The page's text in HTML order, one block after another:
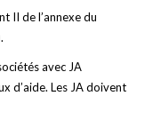
II de l’annexe du
avec JA
d’aide. Les JA doivent